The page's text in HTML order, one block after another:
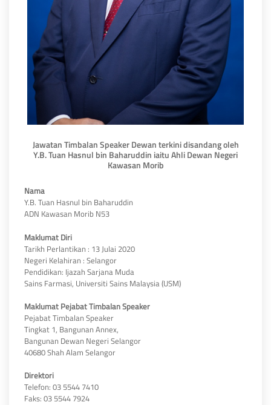
Jawatan Timbalan Speaker Dewan terkini disandang oleh
Y.B. Tuan Hasnul bin Baharuddin iaitu Ahli Dewan Negeri
Kawasan Morib
Nama
Y.B. Tuan Hasnul bin Baharuddin
ADN Kawasan Morib N53
Maklumat Diri
Tarikh Perlantikan : 13 Julai 2020
Negeri Kelahiran : Selangor
Pendidikan: Ijazah Sarjana Muda
Sains Farmasi, Universiti Sains Malaysia (USM)
Maklumat Pejabat Timbalan Speaker
Pejabat Timbalan Speaker
Tingkat 1, Bangunan Annex,
Bangunan Dewan Negeri Selangor
40680 Shah Alam Selangor
Direktori
Telefon: 03 5544 7410
Faks: 03 5544 7924